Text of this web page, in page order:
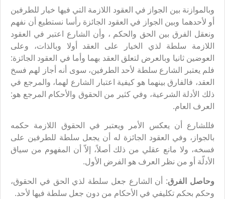
وبالموازنة بين الجواز في العقود اللازمة التي فيها خيار للطرفين
أو لأحدهما وبين الجواز في العقود الجائزة رأسا نستطيع أن نفهم
ونعقل الفرق بين الحق والحكم ، وأن الشارع اعتبر في العقود
اللازمة سلطة لذي الخيار على العقد أولا وبالذات، وعلى
العوضين ثانيا وبالعرض لتعلق العقد بهما وأما في العقود الجائزة:
فلم يعتبر الشارع سلطة لأحد الطرفين، سوى أنه أجاز لهم فسخ
العقد، فالفارق بينهما هو كيفية اعتبار الشارع لهما، والمرجع في
ذلك الأدلة الشرعية، وفي كثير من الحقوق والأحكام المرجع هو:
العرف العام.
فللشارع أن يعكس الأمر ويعتبر في الحقوق اللازمة حكمه
بالجواز، وفي العقود الجائزة له أن يجعل سلطة للطرفين على
فسخه، ولا مانع عقلي من ذلك أصلاً، إلاّ أن المفهوم من سياق
الأدلّة أو من نظر العرف هو الفرض الأول.
وحاصل الفرق: أن الشارع جعل سلطة لذي الحق في الحقوق،
وحكم بحكم تكليفي في الأحكام من دون جعل سلطة فيها لأحد.